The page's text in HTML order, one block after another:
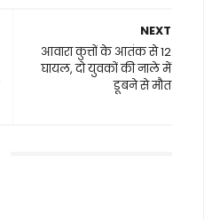
NEXT
आवारा कुत्तों के आतंक से 12
घायल, दो युवकों की नाले में
डूबने से मौत